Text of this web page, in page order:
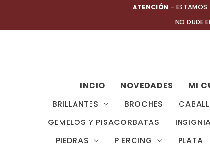
contenido
ATENCIÓN - ESTAMOS
NO DUDE
INCIO NOVEDADES MI
BRILLANTES
BROCHES
GEMELOS Y PISACORBATAS
PIEDRAS
PIERCING PLATA